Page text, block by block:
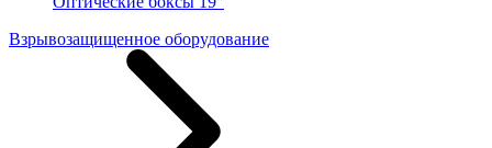
Взрывозащищенное оборудование